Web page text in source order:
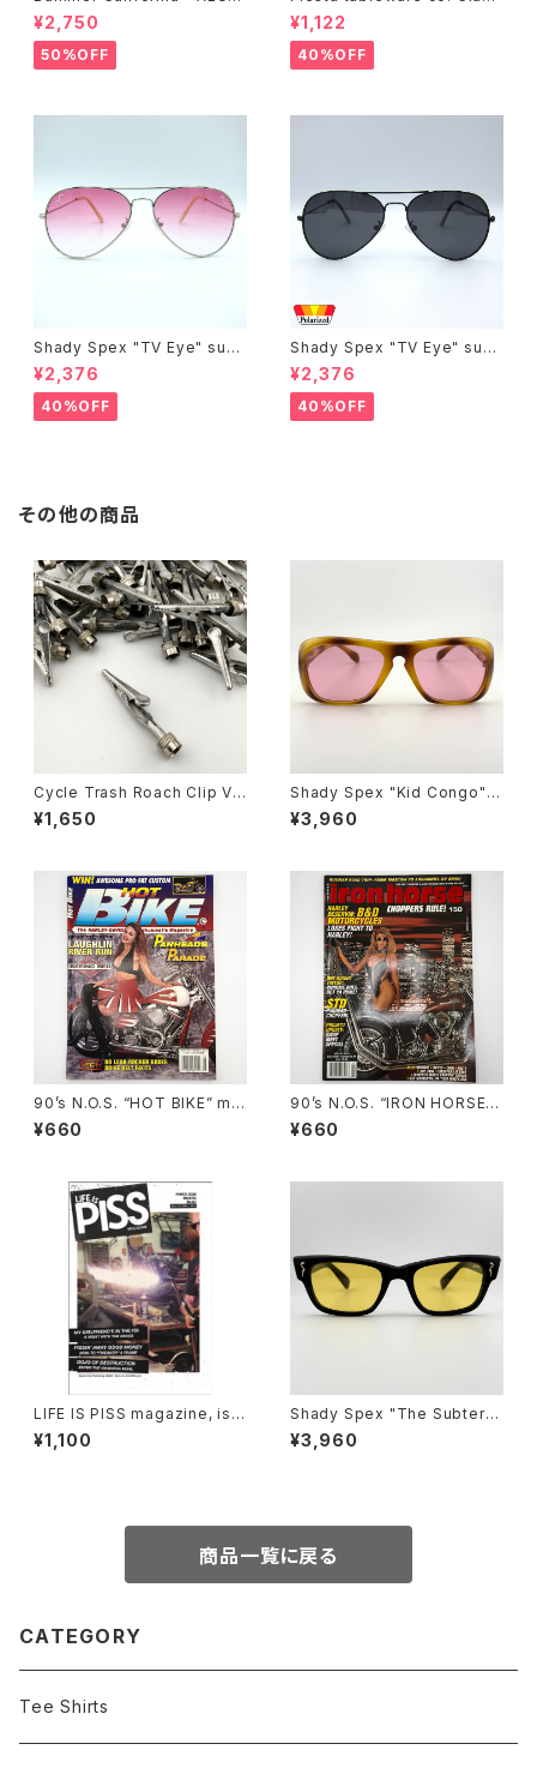
T-SHIRT,black
¥2,750
50%OFF
ic Rim 7-1/4 Inch Salad Pla
te
¥1,122
40%OFF
Shady Spex "TV Eye" sung
lasses, Silver w/Rose Grad
ient lenses
¥2,376
40%OFF
Shady Spex "TV Eye" sung
lasses, Black w/Polarized
Grey lenses
¥2,376
40%OFF
その他の商品
Cycle Trash Roach Clip Val
ve Cap ver.2, zinc
¥1,650
Shady Spex "Kid Congo" s
unglasses, Tiger w/Pink le
ns
¥3,960
90’s N.O.S. “HOT BIKE” ma
gazine #27-08(Aug.’95 iss
ue)
¥660
90’s N.O.S. “IRON HORSE”
magazine #150(Apr.’93 iss
ue)
¥660
LIFE IS PISS magazine, iss
ue#02
¥1,100
Shady Spex "The Subterra
nean Homesick" sunglass
es, Shiny Black w/polarize
¥3,960
商品一覧に戻る
CATEGORY
Tee Shirts